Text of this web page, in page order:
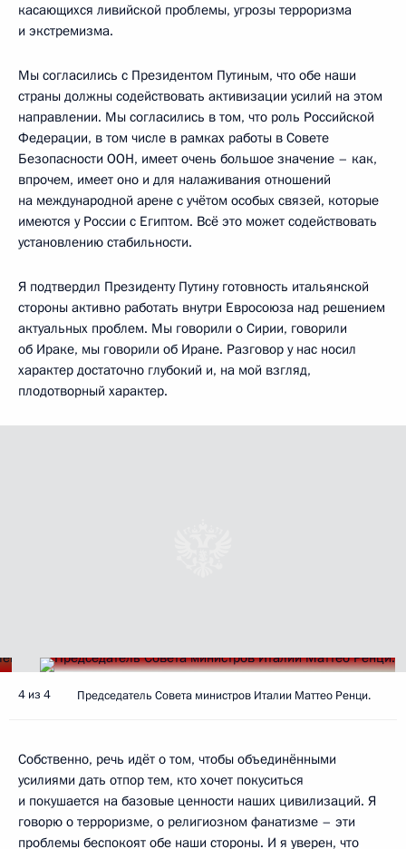
касающихся ливийской проблемы, угрозы терроризма
и экстремизма.
Мы согласились с Президентом Путиным, что обе наши
страны должны содействовать активизации усилий на этом
направлении. Мы согласились в том, что роль Российской
Федерации, в том числе в рамках работы в Совете
Безопасности ООН, имеет очень большое значение – как,
впрочем, имеет оно и для налаживания отношений
на международной арене с учётом особых связей, которые
имеются у России с Египтом. Всё это может содействовать
установлению стабильности.
Я подтвердил Президенту Путину готовность итальянской
стороны активно работать внутри Евросоюза над решением
актуальных проблем. Мы говорили о Сирии, говорили
об Ираке, мы говорили об Иране. Разговор у нас носил
характер достаточно глубокий и, на мой взгляд,
плодотворный характер.
4 из 4 Председатель Совета министров Италии Маттео Ренци.
Собственно, речь идёт о том, чтобы объединёнными
усилиями дать отпор тем, кто хочет покуситься
и покушается на базовые ценности наших цивилизаций. Я
говорю о терроризме, о религиозном фанатизме – эти
проблемы беспокоят обе наши стороны. И я уверен, что